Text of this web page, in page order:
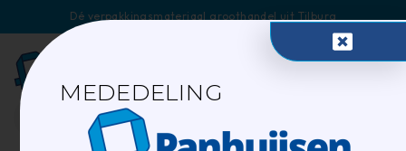
Dé verpakkingsmateriaal groothandel uit Tilburg
0
MEDEDELING